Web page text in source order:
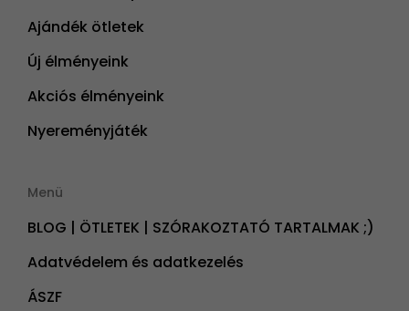
Ajándék ötletek
Új élményeink
Akciós élményeink
Nyereményjáték
Menü
BLOG | ÖTLETEK | SZÓRAKOZTATÓ TARTALMAK ;)
Adatvédelem és adatkezelés
ÁSZF